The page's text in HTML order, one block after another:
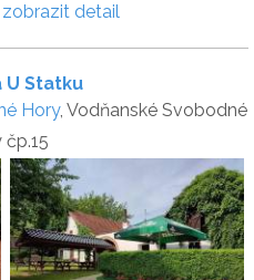
zobrazit detail
U Statku
Hory, Vodňanské Svobodné
čp.15